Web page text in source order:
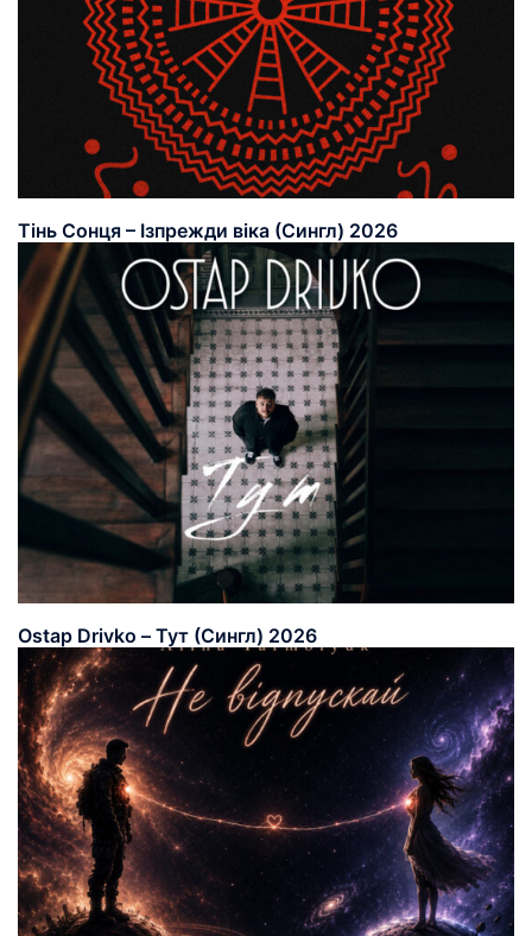
Тінь Сонця – Ізпрежди віка (Сингл) 2026
Ostap Drivko – Тут (Сингл) 2026